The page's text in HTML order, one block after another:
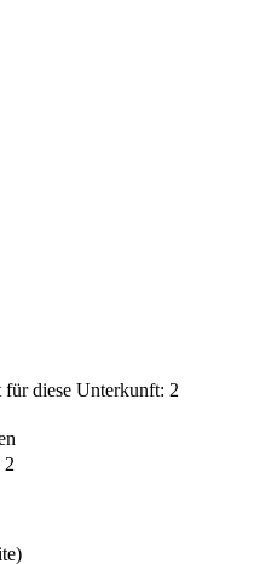
für diese Unterkunft: 2
2